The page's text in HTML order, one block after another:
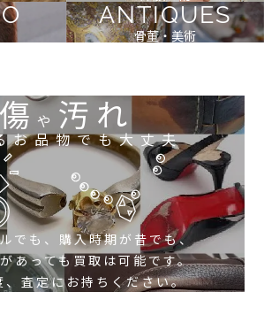
ANTIQUES
骨董・美術
傷や 汚れ
お品物でも大丈夫
でも、購入時期が昔でも、
あっても買取は可能です。
、査定にお持ちください。